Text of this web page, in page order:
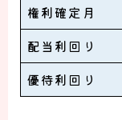
権利確定月
配当利回り
優待利回り